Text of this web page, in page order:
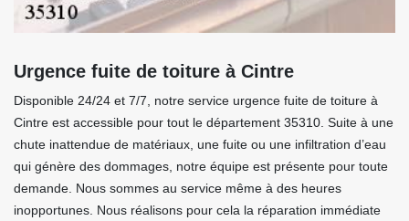
Urgence fuite de toiture à Cintre
Disponible 24/24 et 7/7, notre service urgence fuite de toiture à
Cintre est accessible pour tout le département 35310. Suite à une
chute inattendue de matériaux, une fuite ou une infiltration d’eau
qui génère des dommages, notre équipe est présente pour toute
demande. Nous sommes au service même à des heures
inopportunes. Nous réalisons pour cela la réparation immédiate